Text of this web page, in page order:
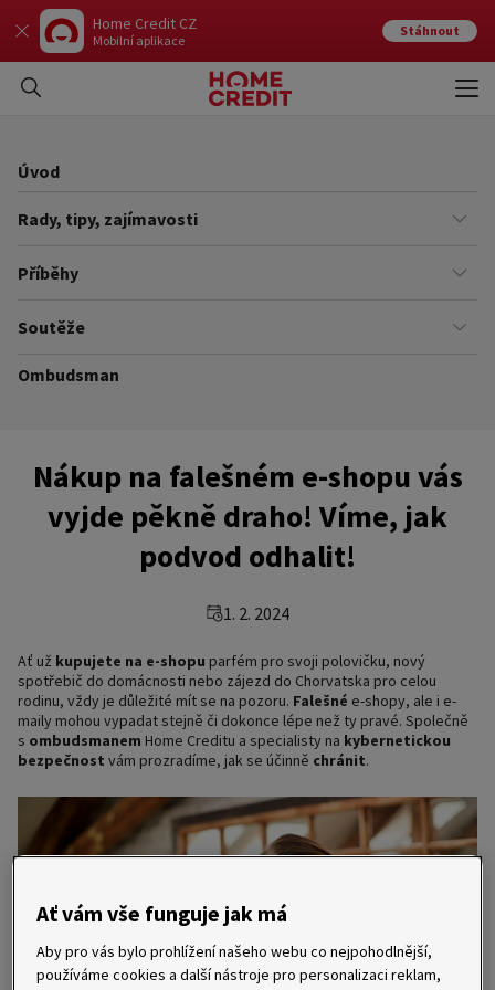
Home Credit CZ
Mobilní aplikace
Stáhnout
Úvod
Rady, tipy, zajímavosti
Finance
Ze života do života
Příběhy
Našich zákazníků
Soutěže
Aktuální a ukončené soutěže
Ombudsman
Nákup na falešném e-shopu vás
vyjde pěkně draho! Víme, jak
podvod odhalit!
1. 2. 2024
Ať už kupujete na e-shopu parfém pro svoji polovičku, nový
spotřebič do domácnosti nebo zájezd do Chorvatska pro celou
rodinu, vždy je důležité mít se na pozoru. Falešné e-shopy, ale i e-
maily mohou vypadat stejně či dokonce lépe než ty pravé. Společně
s ombudsmanem Home Creditu a specialisty na kybernetickou
bezpečnost vám prozradíme, jak se účinně chránit.
Ať vám vše funguje jak má
Aby pro vás bylo prohlížení našeho webu co nejpohodlnější,
používáme cookies a další nástroje pro personalizaci reklam,